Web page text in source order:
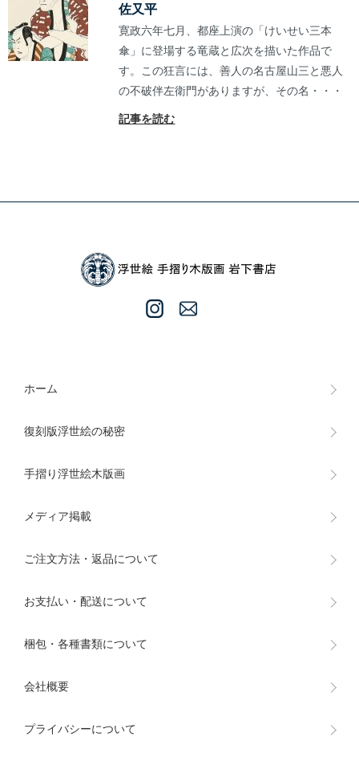
佐又平
寛政六年七月、都座上演の「けいせい三本
傘」に登場する竜蔵と広次を描いた作品で
す。この狂言には、善人の名古屋山三と悪人
の不破伴左衛門がありますが、その名・・・
記事を読む
ホーム
復刻版浮世絵の秘密
手摺り浮世絵木版画
メディア掲載
ご注文方法・返品について
お支払い・配送について
梱包・各種書類について
会社概要
プライバシーについて